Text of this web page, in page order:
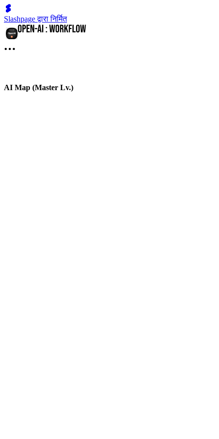
Slashpage द्वारा निर्मित
AI Map (Master Lv.)